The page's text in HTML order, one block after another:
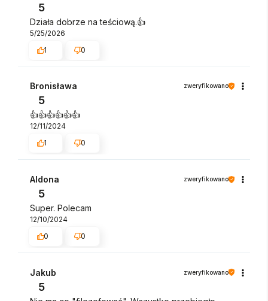
5
Działa dobrze na teściową.👍️
5/25/2026
1
0
Bronisława zweryfikowano
5
👍️👍️👍️👍️👍️👍️
12/11/2024
1
0
Aldona zweryfikowano
5
Super. Polecam
12/10/2024
0
0
Jakub zweryfikowano
5